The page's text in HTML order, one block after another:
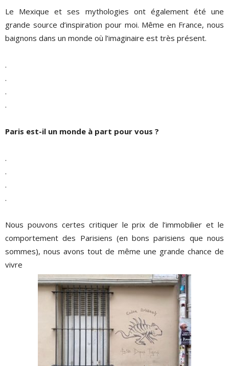
Le Mexique et ses mythologies ont également été une
grande source d’inspiration pour moi. Même en France, nous
baignons dans un monde où l’imaginaire est très présent.
.
.
.
.
Paris est-il un monde à part pour vous ?
.
.
.
.
Nous pouvons certes critiquer le prix de l’immobilier et le
comportement des Parisiens (en bons parisiens que nous
sommes), nous avons tout de même une grande chance de
vivre